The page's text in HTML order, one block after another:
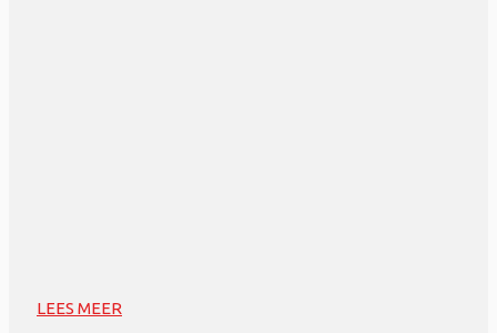
LEES MEER